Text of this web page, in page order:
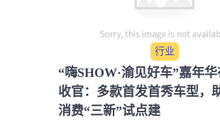
行业
​“嗨SHOW·渝见好车”嘉年
收官：多款首发首秀车型，
消费“三新”试点建